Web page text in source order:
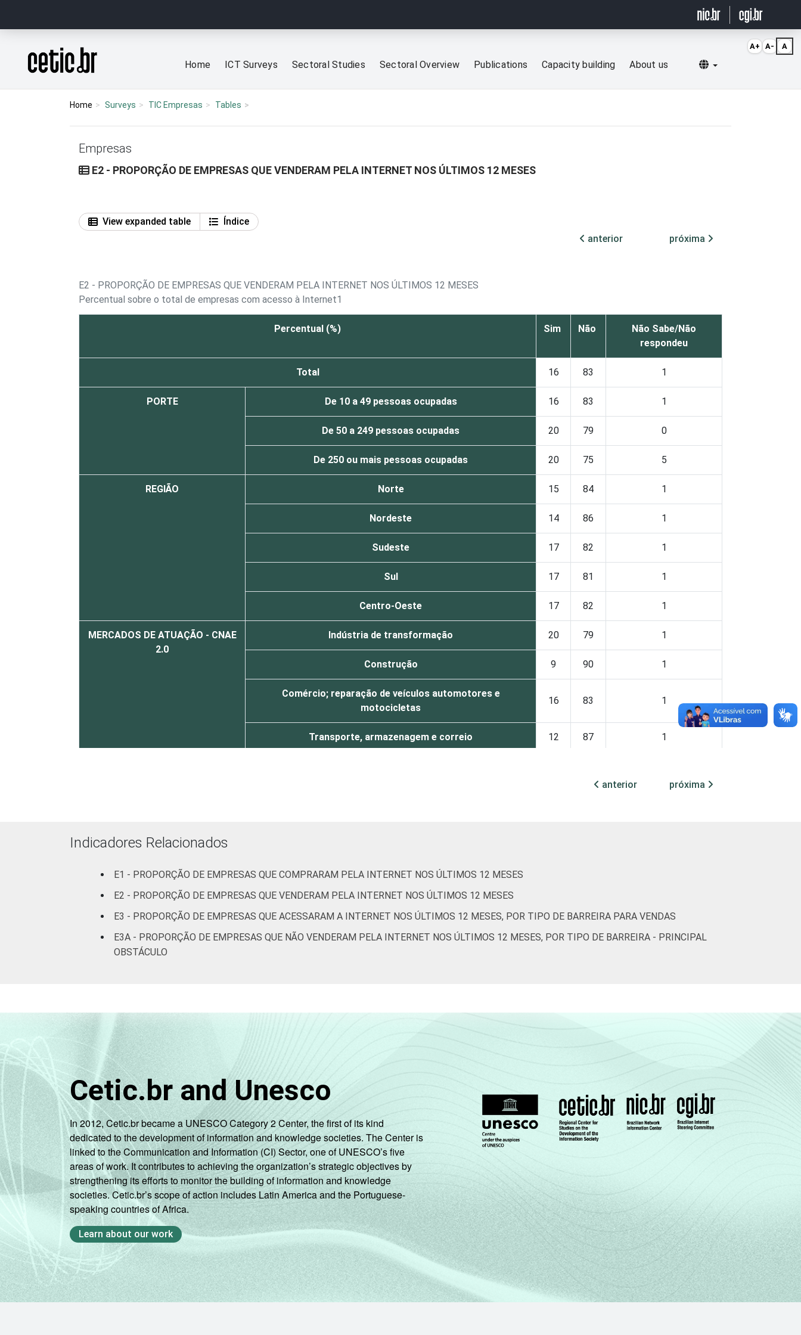
Página inicial
Home ICT Surveys Sectoral Studies Sectoral Overview Publications Capacity building About us Selecionar idioma
Home Surveys TIC Empresas Tables
Empresas
E2 - PROPORÇÃO DE EMPRESAS QUE VENDERAM PELA INTERNET NOS ÚLTIMOS 12 MESES
View expanded table
Índice
anterior
próxima
E2 - PROPORÇÃO DE EMPRESAS QUE VENDERAM PELA INTERNET NOS ÚLTIMOS 12 MESES
Percentual sobre o total de empresas com acesso à Internet1
Percentual (%) Sim Não
Não Sabe/Não
respondeu
Total 16 83 1
PORTE De 10 a 49 pessoas ocupadas 16 83 1
De 50 a 249 pessoas ocupadas 20 79 0
De 250 ou mais pessoas ocupadas 20 75 5
REGIÃO Norte 15 84 1
Nordeste 14 86 1
Sudeste 17 82 1
Sul 17 81 1
Centro-Oeste 17 82 1
MERCADOS DE ATUAÇÃO - CNAE
2.0
Indústria de transformação 20 79 1
Construção 9 90 1
Comércio; reparação de veículos automotores e
motocicletas
16 83 1
Transporte, armazenagem e correio 12 87 1
Artes, cultura, esporte e recreação; outras atividades de
serviços
CNAE 2.0 (C, F, G, H, I, J, L, M, N, R e S). Dados coletados entre setembro e dezembro de 2013.
Fonte: NIC.br - set/2013 a dez/2013
anterior próxima
Indicadores Relacionados
E1 - PROPORÇÃO DE EMPRESAS QUE COMPRARAM PELA INTERNET NOS ÚLTIMOS 12 MESES
E2 - PROPORÇÃO DE EMPRESAS QUE VENDERAM PELA INTERNET NOS ÚLTIMOS 12 MESES
E3 - PROPORÇÃO DE EMPRESAS QUE ACESSARAM A INTERNET NOS ÚLTIMOS 12 MESES, POR TIPO DE BARREIRA PARA VENDAS
E3A - PROPORÇÃO DE EMPRESAS QUE NÃO VENDERAM PELA INTERNET NOS ÚLTIMOS 12 MESES, POR TIPO DE BARREIRA - PRINCIPAL
OBSTÁCULO
Cetic.br and Unesco
In 2012, Cetic.br became a UNESCO Category 2 Center, the first of its kind
dedicated to the development of information and knowledge societies. The Center is
linked to the Communication and Information (CI) Sector, one of UNESCO’s five
areas of work. It contributes to achieving the organization’s strategic objectives by
strengthening its efforts to monitor the building of information and knowledge
societies. Cetic.br’s scope of action includes Latin America and the Portuguese-
speaking countries of Africa.
Learn about our work
A+ A- A